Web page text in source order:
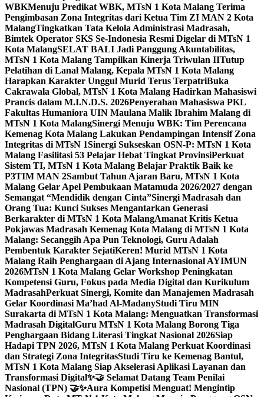
WBKMenuju Predikat WBK, MTsN 1 Kota Malang Terima
Pengimbasan Zona Integritas dari Ketua Tim ZI MAN 2 Kota
MalangTingkatkan Tata Kelola Administrasi Madrasah,
Bimtek Operator SKS Se-Indonesia Resmi Digelar di MTsN 1
Kota MalangSELAT BALI Jadi Panggung Akuntabilitas,
MTsN 1 Kota Malang Tampilkan Kinerja Triwulan IITutup
Pelatihan di Lanal Malang, Kepala MTsN 1 Kota Malang
Harapkan Karakter Unggul Murid Terus TerpatriBuka
Cakrawala Global, MTsN 1 Kota Malang Hadirkan Mahasiswi
Prancis dalam M.I.N.D.S. 2026Penyerahan Mahasiswa PKL
Fakultas Humaniora UIN Maulana Malik Ibrahim Malang di
MTsN 1 Kota MalangSinergi Menuju WBK: Tim Perencana
Kemenag Kota Malang Lakukan Pendampingan Intensif Zona
Integritas di MTsN 1Sinergi Sukseskan OSN-P: MTsN 1 Kota
Malang Fasilitasi 53 Pelajar Hebat Tingkat ProvinsiPerkuat
Sistem TI, MTsN 1 Kota Malang Belajar Praktik Baik ke
P3TIM MAN 2Sambut Tahun Ajaran Baru, MTsN 1 Kota
Malang Gelar Apel Pembukaan Matamuda 2026/2027 dengan
Semangat “Mendidik dengan Cinta”Sinergi Madrasah dan
Orang Tua: Kunci Sukses Mengantarkan Generasi
Berkarakter di MTsN 1 Kota MalangAmanat Kritis Ketua
Pokjawas Madrasah Kemenag Kota Malang di MTsN 1 Kota
Malang: Secanggih Apa Pun Teknologi, Guru Adalah
Pembentuk Karakter SejatiKeren! Murid MTsN 1 Kota
Malang Raih Penghargaan di Ajang Internasional AYIMUN
2026MTsN 1 Kota Malang Gelar Workshop Peningkatan
Kompetensi Guru, Fokus pada Media Digital dan Kurikulum
MadrasahPerkuat Sinergi, Komite dan Manajemen Madrasah
Gelar Koordinasi Ma’had Al-MadanyStudi Tiru MIN
Surakarta di MTsN 1 Kota Malang: Menguatkan Transformasi
Madrasah DigitalGuru MTsN 1 Kota Malang Borong Tiga
Penghargaan Bidang Literasi Tingkat Nasional 2026Siap
Hadapi TPN 2026, MTsN 1 Kota Malang Perkuat Koordinasi
dan Strategi Zona IntegritasStudi Tiru ke Kemenag Bantul,
MTsN 1 Kota Malang Siap Akselerasi Aplikasi Layanan dan
Transformasi Digital✨🤝 Selamat Datang Team Penilai
Nasional (TPN) 🤝✨Aura Kompetisi Menguat! Mengintip